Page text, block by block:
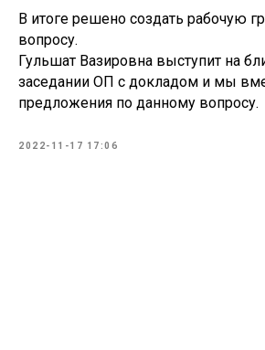
В итоге решено создать рабочую
вопросу.
Гульшат Вазировна выступит на
заседании ОП с докладом и мы
предложения по данному вопросу.
2022-11-17 17:06